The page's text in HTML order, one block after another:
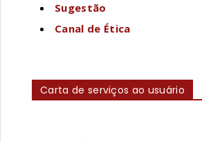
Sugestão
Canal de Ética
Carta de serviços ao usuário